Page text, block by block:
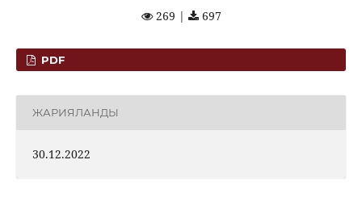
269 | 697
PDF
ЖАРИЯЛАНДЫ
30.12.2022